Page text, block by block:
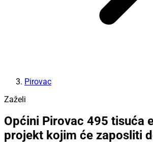
Pirovac
Zaželi
Općini Pirovac 495 tisuća
projekt kojim će zaposliti